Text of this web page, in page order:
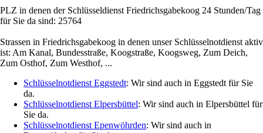
PLZ in denen der Schlüsseldienst Friedrichsgabekoog 24 Stunden/Tag
für Sie da sind: 25764
Strassen in Friedrichsgabekoog in denen unser Schlüsselnotdienst aktiv
ist: Am Kanal, Bundesstraße, Koogstraße, Koogsweg, Zum Deich,
Zum Osthof, Zum Westhof, ...
Schlüsselnotdienst Eggstedt: Wir sind auch in Eggstedt für Sie
da.
Schlüsselnotdienst Elpersbüttel: Wir sind auch in Elpersbüttel für
Sie da.
Schlüsselnotdienst Epenwöhrden: Wir sind auch in